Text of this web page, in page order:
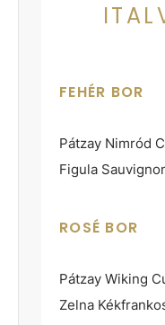
FEHÉR BOR
Pátzay Nimród
Figula
ROSÉ BOR
Pátzay Wiking
Zelna